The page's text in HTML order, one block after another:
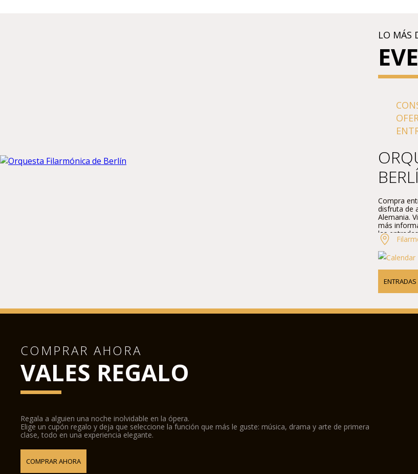
LO MÁS
Compra
disfruta de
Alemania.
más
las entradas.
ENTRADAS
COMPRAR AHORA
VALES REGALO
Regala a alguien una noche inolvidable en la ópera.
Elige un cupón regalo y deja que seleccione la función que más le guste: música, drama y arte de primera
clase, todo en una experiencia elegante.
COMPRAR AHORA